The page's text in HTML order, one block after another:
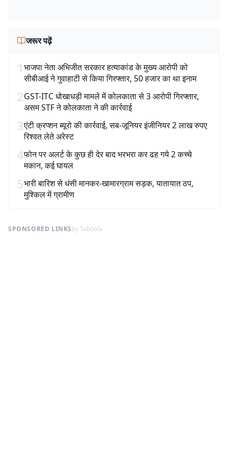
जरूर पढ़ें
1भाजपा नेता अभिजीत सरकार हत्याकांड के मुख्य आरोपी को
सीबीआई ने गुवाहाटी से किया गिरफ्तार, 50 हजार का था इनाम
2GST-ITC धोखाधड़ी मामले में कोलकाता से 3 आरोपी गिरफ्तार,
असम STF ने कोलकाता ने की कार्रवाई
3एंटी क्रप्शन ब्यूरो की कार्रवाई, सब-जूनियर इंजीनियर 2 लाख रुपए
रिश्वत लेते अरेस्ट
4फोन पर अलर्ट के कुछ ही देर बाद भरभरा कर ढह गये 2 कच्चे
मकान, कई घायल
5भारी बारिश से धंसी मानकर-खामारग्राम सड़क, यातायात ठप,
मुश्किल में ग्रामीण
SPONSORED LINKSby Taboola